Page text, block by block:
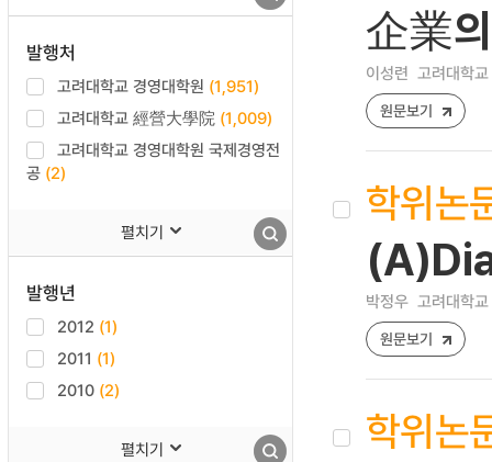
발행처
고려대학교 경영대학원 (1,951)
고려대학교 經營大學院 (1,009)
고려대학교 경영대학원 국제경영전
공 (2)
펼치기
발행년
2012 (1)
2011 (1)
2010 (2)
펼치기
企業
이성련 고려대학
원문보기
학위논
박정우 고려대학
원문보기
학위논